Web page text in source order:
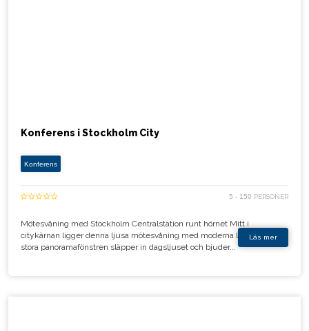
Konferens i Stockholm City
Konferens
5 - 150 PERSONER
Mötesvåning med Stockholm Centralstation runt hörnet Mitt i
citykärnan ligger denna ljusa mötesvåning med moderna lokaler. De
stora panoramafönstren släpper in dagsljuset och bjuder...
Läs mer